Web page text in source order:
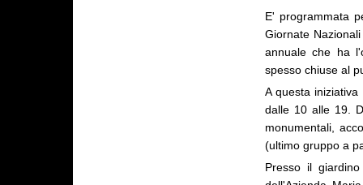
E' programmata
Giornate
annuale che ha
spesso chiuse al
A questa
dalle 10 alle 19.
monumentali,
(ultimo gruppo a
Presso il